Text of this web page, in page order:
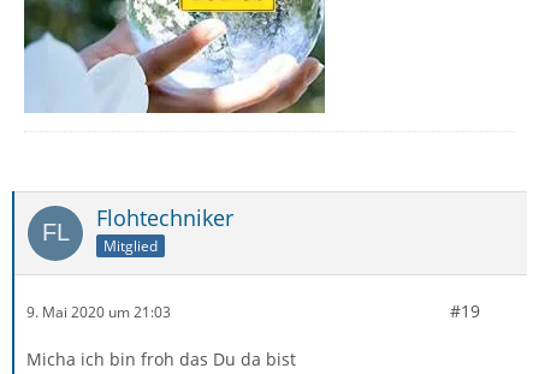
Flohtechniker
Mitglied
9. Mai 2020 um 21:03 #19
Micha ich bin froh das Du da bist